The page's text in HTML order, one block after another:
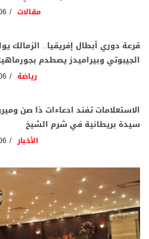
مقالات - 2026
قرعة دوري أبطال إفريقيا.. الزمالك
الجيبوتي وبيراميدز يصطدم
رياضة - 2026
الاستعلامات تفند ادعاءات ذا صن
سيدة بريطانية في شرم الشيخ
الأخبار - 2026